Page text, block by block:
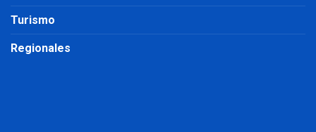
Turismo
Regionales